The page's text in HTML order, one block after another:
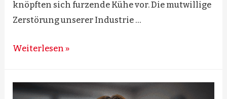
knöpften sich furzende Kühe vor. Die mutwillige
Zerstörung unserer Industrie …
Hitzeschutz
Voodoo!
Weiterlesen »